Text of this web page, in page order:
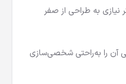
نیازی به طراحی از صفر
آن را به‌راحتی شخصی‌سازی